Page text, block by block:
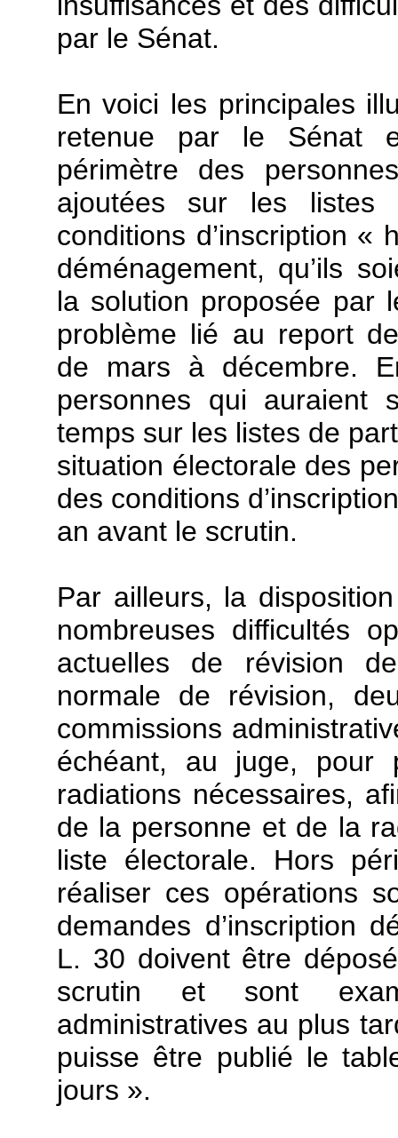
par le Sénat.
En voici les principales
retenue par le Sénat
périmètre des
ajoutées sur les listes
conditions d’inscription
déménagement, qu’ils
la solution proposée par
problème lié au report
de mars à décembre.
personnes qui auraient
temps sur les listes de
situation électorale des
des conditions
an avant le scrutin.
Par ailleurs, la
nombreuses difficultés
actuelles de révision
normale de révision,
commissions
échéant, au juge, pour
radiations nécessaires,
de la personne et de la
liste électorale. Hors
réaliser ces opérations
demandes d’inscription
L. 30 doivent être
scrutin et sont
administratives au plus
puisse être publié le
jours ».